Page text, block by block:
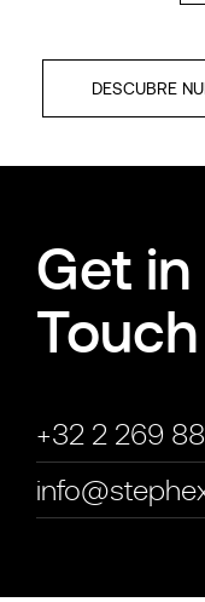
DESCUBRE
Get in
Touch
+32 2 269